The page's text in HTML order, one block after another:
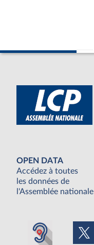
OPEN DATA
Accédez à toutes
les données de
l'Assemblée nationale